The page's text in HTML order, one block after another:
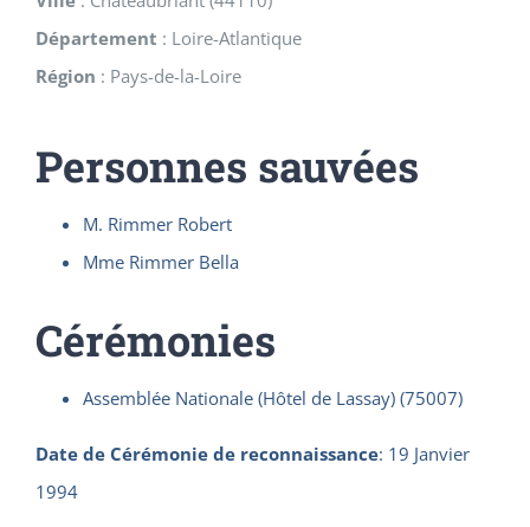
Département : Loire-Atlantique
Région : Pays-de-la-Loire
Personnes sauvées
M. Rimmer Robert
Mme Rimmer Bella
Cérémonies
Assemblée Nationale (Hôtel de Lassay) (75007)
Date de Cérémonie de reconnaissance: 19 Janvier
1994